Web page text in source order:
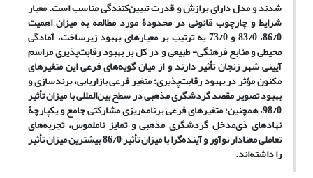
شدند و مدل دارای برازش و قدرت تبیین‌‌کنندگی مناسب است. معیار
شرایط و چارچوب قانونی در محدودۀ مورد مطالعه به میزان اهمیت
86/0، 83/0 و 73/0 به ترتیب بر معیارهای بهبود زیرساخت، آمادگی
محیطی و منابع فرهنگی- طبیعی و در کل بر بهبود رقابت‌پذیری مراسم
آیینی شهر زنجان تأثیر دارند و از میان گویه‌های فرعی این متغیر‌های
مکنون مؤثر در بهبود رقابت‌پذیری؛ متغیر فرعی بازاریابی، برند‌سازی و
بهبود تصویر مقصد گردشگری مذهبی در سطح بین‌المللی با میزان تأثیر
98/0، همچنین؛ متغیرهای فرعی برنامه‌ریزی مشارکتی جامع و یکپارچۀ
نهادهای ذی‌‌مدخل گردشگری مذهبی و تمایز ناملموس، تجربه‌های
تعاملی معنادار نوآور و آینده‌‌گرا با میزان تأثیر 86/0 بیشترین میزان تأثیر
را داشته‌‌اند.